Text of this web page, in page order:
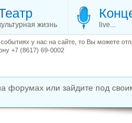
жизнь live...
у нас на сайте, то Вы можете
+7 (8617) 69-0002
форумах или зайдите под